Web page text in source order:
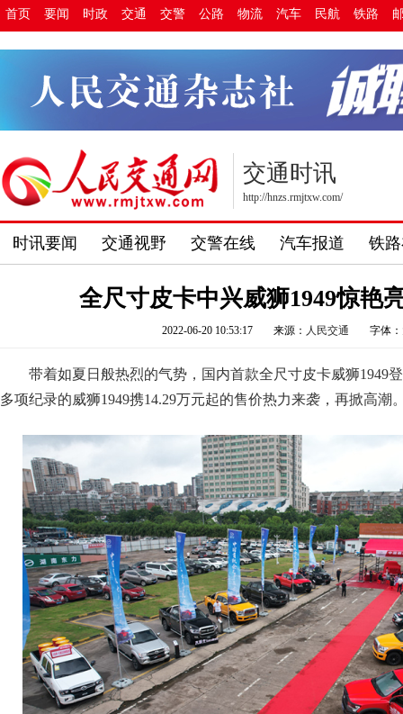
首页 要闻 时政 交通 交警 公路 物流 汽车 民航 铁路
交通时讯
http://hnzs.rmjtxw.com/
时讯要闻 交通视野 交警在线 汽车报道 铁
全尺寸皮卡中兴威狮1949惊艳
2022-06-20 10:53:17 来源： 人民交通 字体：
带着如夏日般热烈的气势，国内首款全尺寸皮卡威狮1949
多项纪录的威狮1949携14.29万元起的售价热力来袭，再掀高潮